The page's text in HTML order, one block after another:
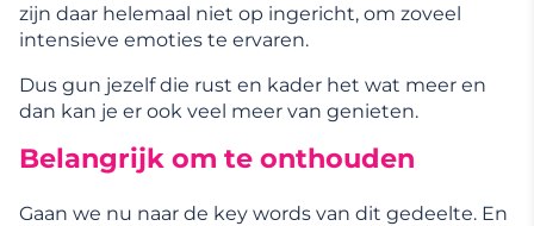
zijn daar helemaal niet op ingericht, om zoveel
intensieve emoties te ervaren.
Dus gun jezelf die rust en kader het wat meer en
dan kan je er ook veel meer van genieten.
Belangrijk om te onthouden
Gaan we nu naar de key words van dit gedeelte. En